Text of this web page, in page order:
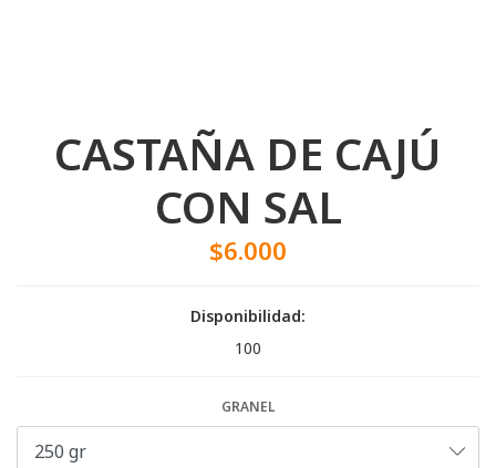
CASTAÑA DE CAJÚ
CON SAL
$6.000
Disponibilidad:
100
GRANEL